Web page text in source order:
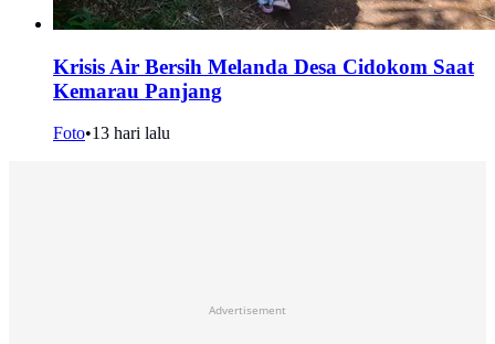
Krisis Air Bersih Melanda Desa Cidokom Saat
Kemarau Panjang
Foto•13 hari lalu
Advertisement